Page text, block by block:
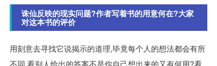
诛仙反映的现实问题?作者写着书的用意何在?大家
对这本书的评价
用刻意去寻找它说揭示的道理,毕竟每个人的想法都会有所
不同,看别人给出的答案不是你自己想出来的又有何用?看